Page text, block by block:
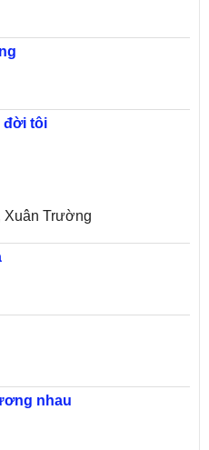
đời tôi
Xuân Trường
nhau